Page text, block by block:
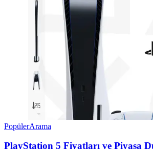
PopülerArama
PlayStation 5 Fiyatları ve Piyasa